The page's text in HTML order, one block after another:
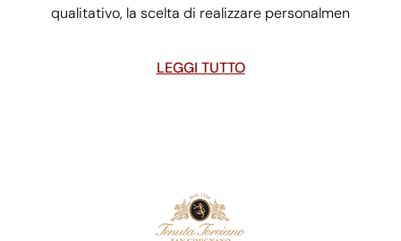
qualitativo, la scelta di realizzare personalmen
LEGGI TUTTO